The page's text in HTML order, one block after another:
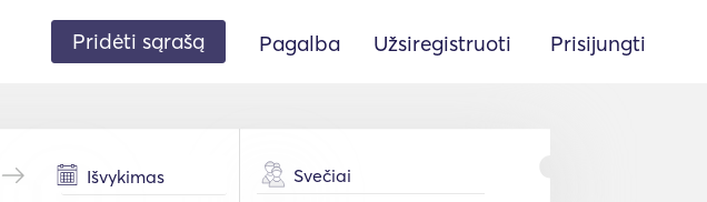
Pridėti sąrašą Pagalba Užsiregistruoti Prisijungti
Svečiai